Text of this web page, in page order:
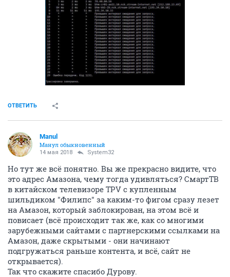
ОТВЕТИТЬ
Manul
Манул обыкновенный
14 мая 2018 System32
Но тут же всё понятно. Вы же прекрасно видите, что
это адрес Амазона, чему тогда удивляться? СмартТВ
в китайском телевизоре TPV с купленным
шильдиком "Филипс" за каким-то фигом сразу лезет
на Амазон, который заблокирован, на этом всё и
повисает (всё происходит так же, как со многими
зарубежными сайтами с партнерскими ссылками на
Амазон, даже скрытыми - они начинают
подгружаться раньше контента, и всё, сайт не
открывается).
Так что скажите спасибо Дурову.